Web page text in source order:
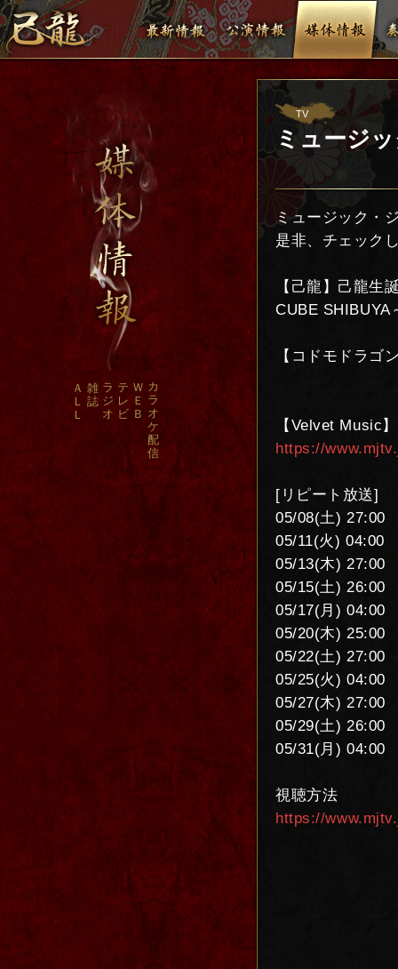
Ａ
Ｌ
Ｌ
雑
誌
ラ
ジ
オ
テ
レ
ビ
Ｗ
Ｅ
Ｂ
カ
ラ
オ
ケ
配
信
TV
ミュージ
ミュージック・
是非、チェック
【己龍】 己龍生
CUBE SHIBUYA
【コドモドラ
【Velvet Music】
https://
[リピート放送]
05/08(土) 27:00
05/11(火) 04:00
05/13(木) 27:00
05/15(土) 26:00
05/17(月) 04:00
05/20(木) 25:00
05/22(土) 27:00
05/25(火) 04:00
05/27(木) 27:00
05/29(土) 26:00
05/31(月) 04:00
視聴方法
https://